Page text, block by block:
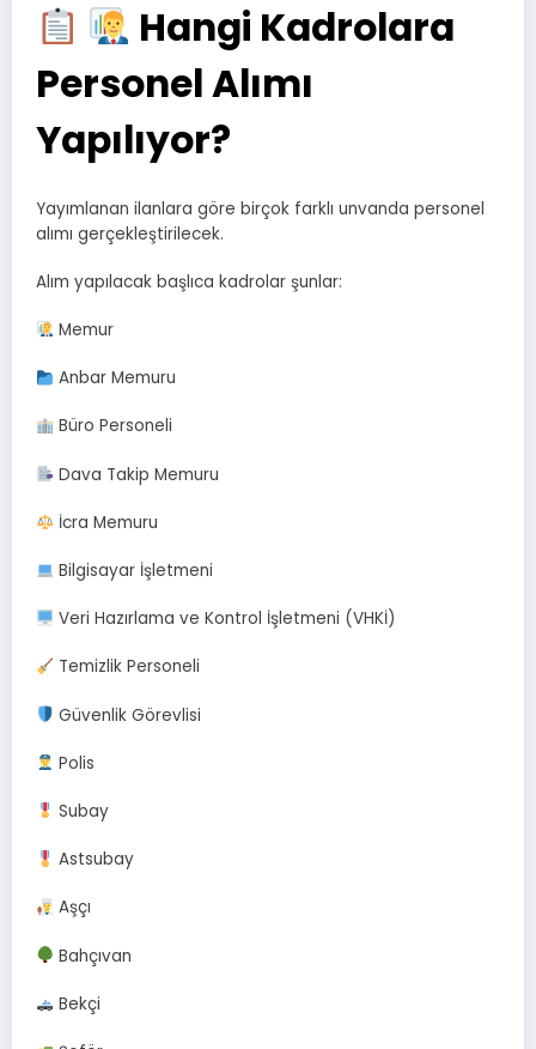
Hangi Kadrolara
Personel Alımı
Yapılıyor?
Yayımlanan ilanlara göre birçok farklı unvanda personel
alımı gerçekleştirilecek.
Alım yapılacak başlıca kadrolar şunlar:
Memur
Anbar Memuru
Büro Personeli
Dava Takip Memuru
İcra Memuru
Bilgisayar İşletmeni
Veri Hazırlama ve Kontrol İşletmeni (VHKİ)
Temizlik Personeli
Güvenlik Görevlisi
Polis
Subay
Astsubay
Aşçı
Bahçıvan
Bekçi